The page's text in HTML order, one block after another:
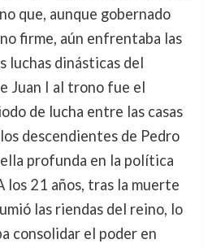
que, aunque gobernado
firme, aún enfrentaba las
luchas dinásticas del
Juan I al trono fue el
de lucha entre las casas
descendientes de Pedro
profunda en la política
los 21 años, tras la muerte
las riendas del reino, lo
consolidar el poder en